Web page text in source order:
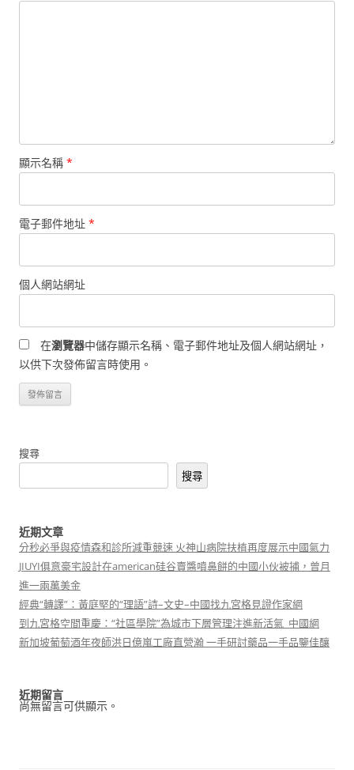
顯示名稱 *
電子郵件地址 *
個人網站網址
在瀏覽器中儲存顯示名稱、電子郵件地址及個人網站網址，
以供下次發佈留言時使用。
搜尋
搜尋
近期文章
分秒必爭與疫情森和診所減重競速 火神山病院扶植再度展示中國氣力
JIUYI俱意豪宅設計在american硅谷賣醬噴鼻餅的中國小伙被捕，曾月
進一兩萬美金
經典“轉譯”：黃庭堅的“理語”詩–文史–中國找九宮格見證作家網
到九宮格空間重慶：“社區學院”為城市下層管理注進新活氣_中國網
新加坡葡萄酒年夜師洪日億嵐工廠直營瀚 一手研討藥品一手品鑒佳釀
近期留言
尚無留言可供顯示。